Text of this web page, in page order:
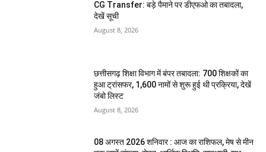
CG Transfer: बड़े पैमाने पर डीएफओ का तबादला,
देखें सूची
August 8, 2026
छत्तीसगढ़ शिक्षा विभाग में बंपर तबादला: 700 शिक्षकों का
हुआ ट्रांसफर, 1,600 नामों से शुरू हुई थी प्रक्रिया, देखें
जंबो लिस्ट
August 8, 2026
08 अगस्त 2026 शनिवार : आज का राशिफल, मेष से मीन